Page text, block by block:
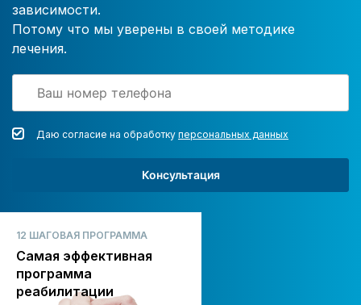
зависимости.
Потому что мы уверены в своей методике
лечения.
Даю согласие на обработку персональных данных
Консультация
12 ШАГОВАЯ ПРОГРАММА
Самая эффективная
программа
реабилитации